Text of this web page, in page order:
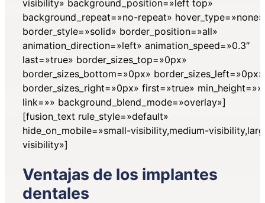
visibility» background_position=»left top»
background_repeat=»no-repeat» hover_type=»none»
border_style=»solid» border_position=»all»
animation_direction=»left» animation_speed=»0.3″
last=»true» border_sizes_top=»0px»
border_sizes_bottom=»0px» border_sizes_left=»0px»
border_sizes_right=»0px» first=»true» min_height=»»
link=»» background_blend_mode=»overlay»]
[fusion_text rule_style=»default»
hide_on_mobile=»small-visibility,medium-
visibility»]
Ventajas de los implantes
dentales